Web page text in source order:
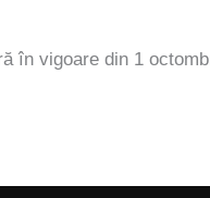
în vigoare din 1